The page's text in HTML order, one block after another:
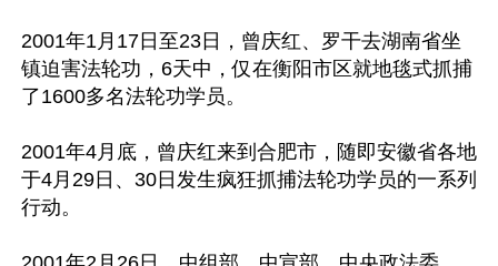
2001年1月17日至23日，曾庆红、罗干去湖南省坐
镇迫害法轮功，6天中，仅在衡阳市区就地毯式抓捕
了1600多名法轮功学员。
2001年4月底，曾庆红来到合肥市，随即安徽省各地
于4月29日、30日发生疯狂抓捕法轮功学员的一系列
行动。